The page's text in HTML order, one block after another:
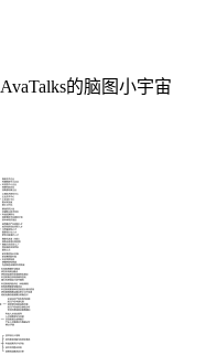
AvaTalks的脑图小宇宙